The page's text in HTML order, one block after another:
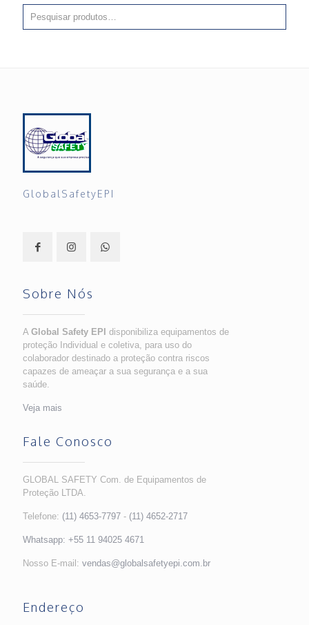
GlobalSafetyEPI
Sobre Nós
A Global Safety EPI disponibiliza equipamentos de
proteção Individual e coletiva, para uso do
colaborador destinado a proteção contra riscos
capazes de ameaçar a sua segurança e a sua
saúde.
Veja mais
Fale Conosco
GLOBAL SAFETY Com. de Equipamentos de
Proteção LTDA.
Telefone: (11) 4653-7797 - (11) 4652-2717
Whatsapp: +55 11 94025 4671
Nosso E-mail: vendas@globalsafetyepi.com.br
Endereço